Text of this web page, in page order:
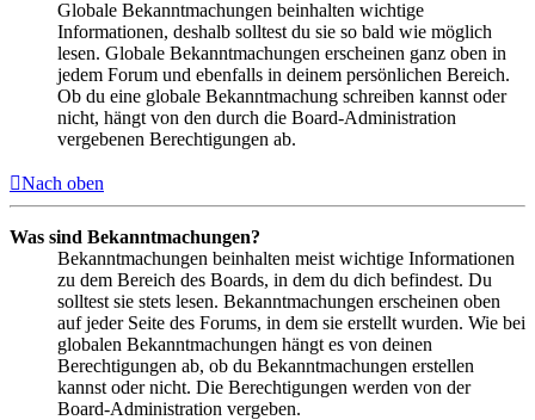
Globale Bekanntmachungen beinhalten wichtige
Informationen, deshalb solltest du sie so bald wie möglich
lesen. Globale Bekanntmachungen erscheinen ganz oben in
jedem Forum und ebenfalls in deinem persönlichen Bereich.
Ob du eine globale Bekanntmachung schreiben kannst oder
nicht, hängt von den durch die Board-Administration
vergebenen Berechtigungen ab.
Nach oben
Was sind Bekanntmachungen?
Bekanntmachungen beinhalten meist wichtige Informationen
zu dem Bereich des Boards, in dem du dich befindest. Du
solltest sie stets lesen. Bekanntmachungen erscheinen oben
auf jeder Seite des Forums, in dem sie erstellt wurden. Wie bei
globalen Bekanntmachungen hängt es von deinen
Berechtigungen ab, ob du Bekanntmachungen erstellen
kannst oder nicht. Die Berechtigungen werden von der
Board-Administration vergeben.